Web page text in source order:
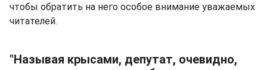
чтобы обратить на него особое внимание уважаемых
читателей.
"Называя крысами, депутат, очевидно,